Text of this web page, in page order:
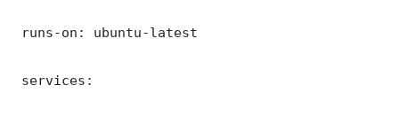
runs-on: ubuntu-latest
services: